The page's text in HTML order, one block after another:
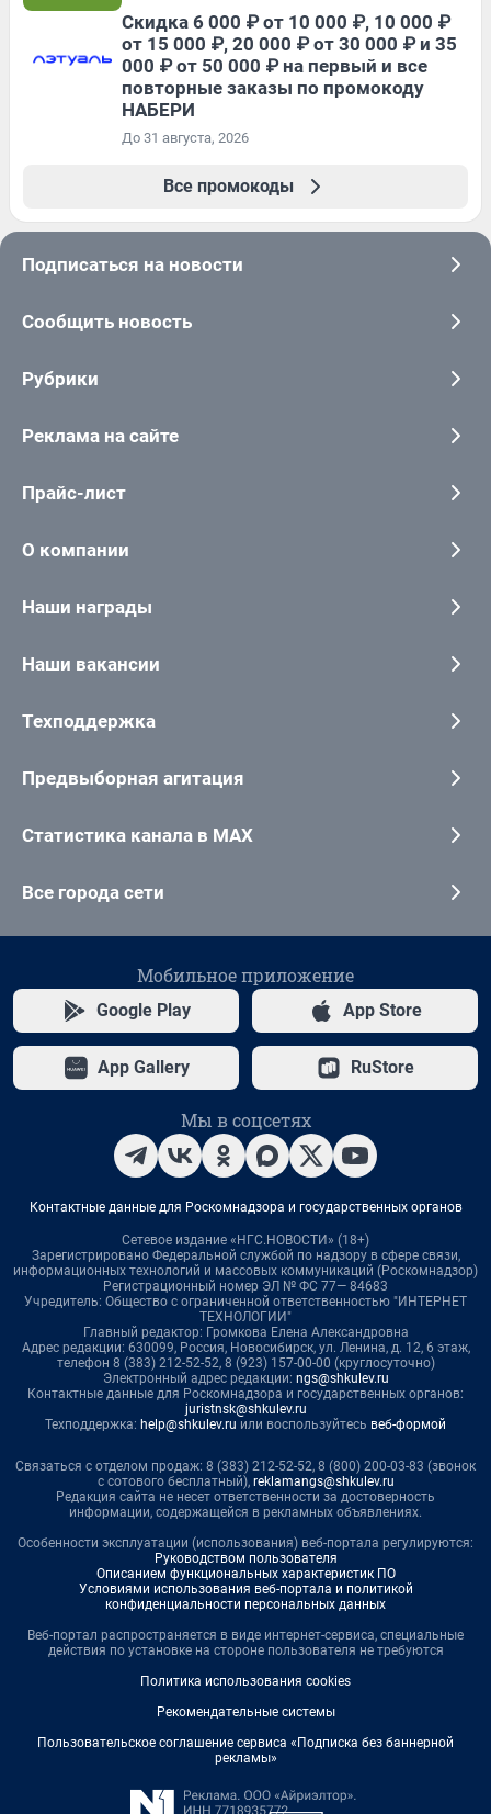
Скидка 6 000 ₽ от 10 000 ₽, 10 000 ₽
от 15 000 ₽, 20 000 ₽ от 30 000 ₽ и 35
000 ₽ от 50 000 ₽ на первый и все
повторные заказы по промокоду
НАБЕРИ
До 31 августа, 2026
Все промокоды
Подписаться на новости
Сообщить новость
Рубрики
Реклама на сайте
Прайс-лист
О компании
Наши награды
Наши вакансии
Техподдержка
Предвыборная агитация
Статистика канала в MAX
Все города сети
Мобильное приложение
Google Play App Store
App Gallery RuStore
Мы в соцсетях
Контактные данные для Роскомнадзора и государственных органов
Сетевое издание «НГС.НОВОСТИ» (18+)
Зарегистрировано Федеральной службой по надзору в сфере связи,
информационных технологий и массовых коммуникаций (Роскомнадзор)
Регистрационный номер ЭЛ № ФС 77— 84683
Учредитель: Общество с ограниченной ответственностью "ИНТЕРНЕТ
ТЕХНОЛОГИИ"
Главный редактор: Громкова Елена Александровна
Адрес редакции: 630099, Россия, Новосибирск, ул. Ленина, д. 12, 6 этаж,
телефон 8 (383) 212-52-52, 8 (923) 157-00-00 (круглосуточно)
Электронный адрес редакции: ngs@shkulev.ru
Контактные данные для Роскомнадзора и государственных органов:
juristnsk@shkulev.ru
Техподдержка: help@shkulev.ru или воспользуйтесь веб-формой
Связаться с отделом продаж: 8 (383) 212-52-52, 8 (800) 200-03-83 (звонок
с сотового бесплатный), reklamangs@shkulev.ru
Редакция сайта не несет ответственности за достоверность
информации, содержащейся в рекламных объявлениях.
Особенности эксплуатации (использования) веб-портала регулируются:
Руководством пользователя
Описанием функциональных характеристик ПО
Условиями использования веб-портала и политикой
конфиденциальности персональных данных
Веб-портал распространяется в виде интернет-сервиса, специальные
действия по установке на стороне пользователя не требуются
Политика использования cookies
Рекомендательные системы
Пользовательское соглашение сервиса «Подписка без баннерной
рекламы»